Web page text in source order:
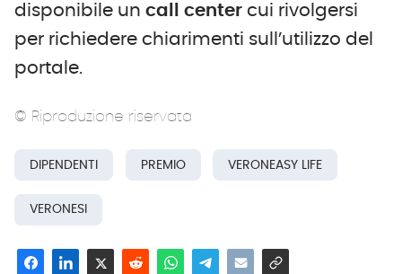
disponibile un call center cui rivolgersi
per richiedere chiarimenti sull’utilizzo del
portale.
© Riproduzione riservata
DIPENDENTI PREMIO VERONEASY LIFE
VERONESI